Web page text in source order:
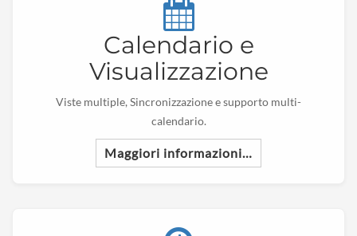
Calendario e
Visualizzazione
Viste multiple, Sincronizzazione e supporto multi-
calendario.
Maggiori informazioni…